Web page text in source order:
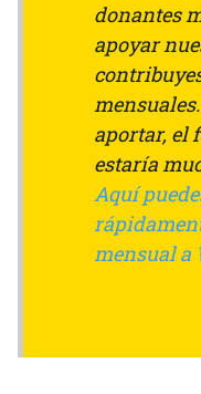
donantes
apoyar
aportar, el
estaría
Aquí
mensual a